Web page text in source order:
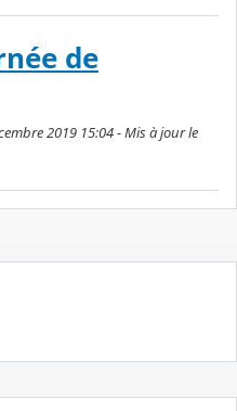
de
2019 15:04 - Mis à jour le